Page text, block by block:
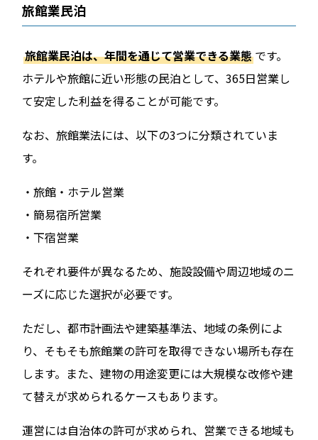
旅館業民泊
旅館業民泊は、年間を通じて営業できる業態 です。
ホテルや旅館に近い形態の民泊として、365日営業し
て安定した利益を得ることが可能です。
なお、旅館業法には、以下の3つに分類されていま
す。
・旅館・ホテル営業
・簡易宿所営業
・下宿営業
それぞれ要件が異なるため、施設設備や周辺地域のニ
ーズに応じた選択が必要です。
ただし、都市計画法や建築基準法、地域の条例によ
り、そもそも旅館業の許可を取得できない場所も存在
します。また、建物の用途変更には大規模な改修や建
て替えが求められるケースもあります。
運営には自治体の許可が求められ、営業できる地域も